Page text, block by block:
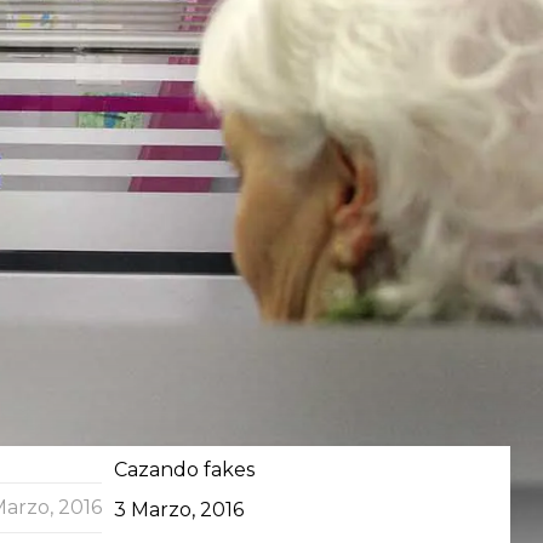
2016
Cazando fakes
Data
3 Marzo, 2016